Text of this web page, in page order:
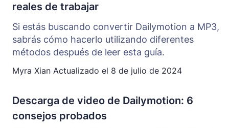
reales de trabajar
Si estás buscando convertir Dailymotion a MP3,
sabrás cómo hacerlo utilizando diferentes
métodos después de leer esta guía.
Myra Xian Actualizado el 8 de julio de 2024
Descarga de video de Dailymotion: 6
consejos probados